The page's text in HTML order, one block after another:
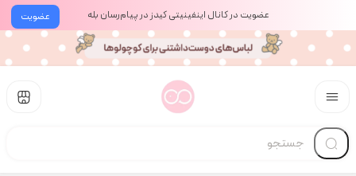
عضویت عضویت در کانال اینفینیتی کیدز در پیام‌رسان بله